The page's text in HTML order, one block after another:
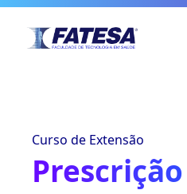
Curso de Extensão
Prescrição